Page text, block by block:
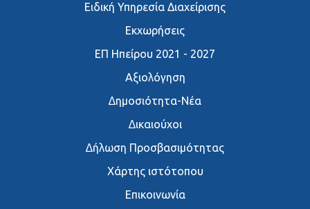
Ειδική Υπηρεσία Διαχείρισης
Εκχωρήσεις
ΕΠ Ηπείρου 2021 - 2027
Αξιολόγηση
∆ημοσιότητα-Νέα
∆ικαιούχοι
∆ήλωση Προσβασιμότητας
Χάρτης ιστότοπου
Επικοινωνία